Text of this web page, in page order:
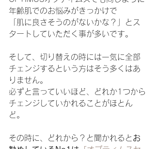
年齢肌でのお悩みがきっかけで
「肌に良さそうのがないかな？」とス
タートしていただく事が多いです。
そして、切り替えの時には一気に全部
チェンジするという方はそう多くはあ
りません。
必ずと言っていいほど、どれか1つから
チェンジしていかれることがほとん
ど。
その時に、どれから？と聞かれると お